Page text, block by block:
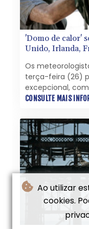
Ao utilizar
cookies.
'Domo de calor'
Unido, Irlanda,
Os
terça-feira (26)
excepcional,
impulsionadas
final de maio
CONSULTE MAIS